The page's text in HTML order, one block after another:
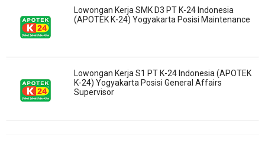
Lowongan Kerja SMK D3 PT K-24 Indonesia
(APOTEK K-24) Yogyakarta Posisi Maintenance
Lowongan Kerja S1 PT K-24 Indonesia (APOTEK
K-24) Yogyakarta Posisi General Affairs
Supervisor